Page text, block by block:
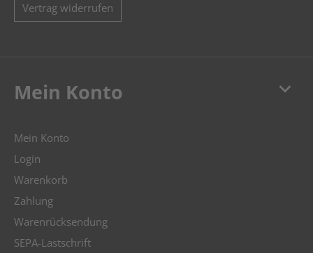
Vertrag widerrufen
keyboard_arrow_down
Mein Konto
Mein Konto
Login
Warenkorb
Zahlung
Warenrücksendung
SEPA-Lastschrift